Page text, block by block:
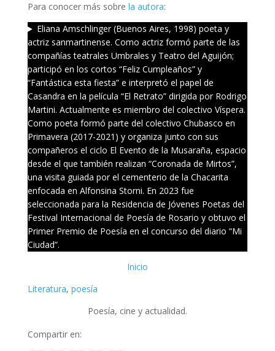
Para conocer más sobre la autora:
Eliana Amschlinger (Buenos Aires, 1998) poeta y
actriz sanmartinense. Como actriz formó parte de las
compañías teatrales Umbrales y Teatro del Aguijón;
participó en los cortos “Feliz Cumpleaños” y
“Fantástica esta fiesta” e interpretó el papel de
Casandra en la película “El Retrato” dirigida por Rodrigo
Martini. Actualmente es miembro del colectivo Víspera.
Como poeta formó parte del colectivo Chubasco en
Primavera (2017-2021) y organiza junto con sus
compañeros el ciclo El Evento de la Musaraña, espacio
desde el que también realizan “Coronada de Mirtos”,
una visita guiada por el cementerio de la Chacarita
enfocada en Alfonsina Storni. En 2023 fue
seleccionada para la Residencia de Jóvenes Poetas del
Festival Internacional de Poesía de Rosario y obtuvo el
Primer Premio de Poesía en el concurso del diario “Mi
Ciudad”.
Inicio
Literatura, poesía
Poesía, cine y actualidad.
Compartir en: